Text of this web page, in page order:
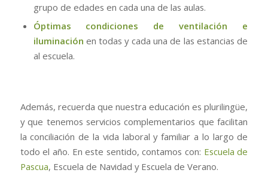
grupo de edades en cada una de las aulas.
Óptimas condiciones de ventilación e
iluminación en todas y cada una de las estancias de
al escuela.
Además, recuerda que nuestra educación es plurilingüe,
y que tenemos servicios complementarios que facilitan
la conciliación de la vida laboral y familiar a lo largo de
todo el año. En este sentido, contamos con: Escuela de
Pascua, Escuela de Navidad y Escuela de Verano.